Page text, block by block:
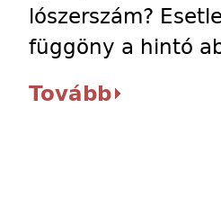
lószerszám?
függöny a hintó
Tovább